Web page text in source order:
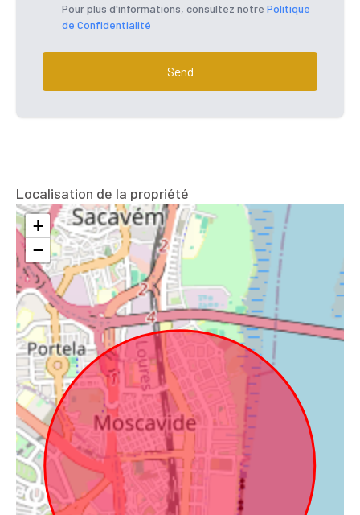
Pour plus d'informations, consultez notre Politique
de Confidentialité
Send
Localisation de la propriété
+
−